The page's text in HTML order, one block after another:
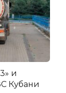
и
Кубани